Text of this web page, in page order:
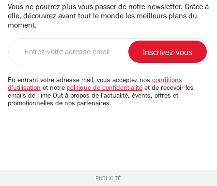
Vous ne pourrez plus vous passer de notre newsletter. Grâce à
elle, découvrez avant tout le monde les meilleurs plans du
moment.
email
En entrant votre adresse mail, vous acceptez nos conditions
d'utilisation et notre politique de confidentialité et de recevoir les
emails de Time Out à propos de l'actualité, évents, offres et
promotionnelles de nos partenaires.
PUBLICITÉ